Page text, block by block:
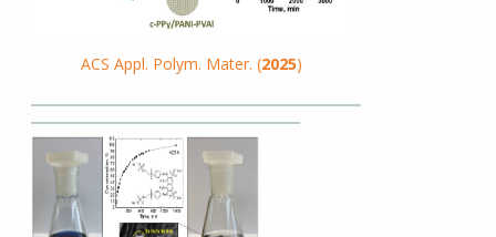
ACS Appl. Polym. Mater. (2025)